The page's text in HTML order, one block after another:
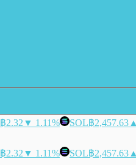
฿2.32 ▼ 1.11% SOL฿2,457.63
฿2.32 ▼ 1.11% SOL฿2,457.63